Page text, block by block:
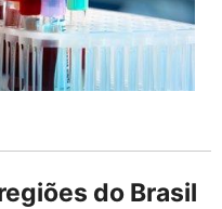
do Brasil